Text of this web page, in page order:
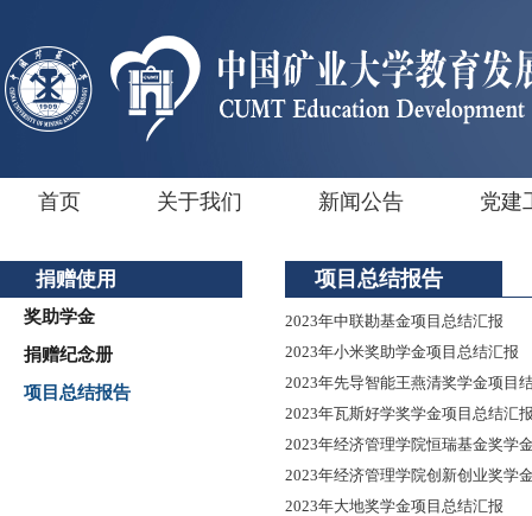
首页 关于我们 新闻公告 党建
捐赠使用
奖助学金
捐赠纪念册
项目总结报告
项目总结报告
2023年中联勘基金项目总结汇报
2023年小米奖助学金项目总结汇报
2023年先导智能王燕清奖学金项目
2023年瓦斯好学奖学金项目总结汇
2023年经济管理学院恒瑞基金奖学
2023年经济管理学院创新创业奖学
2023年大地奖学金项目总结汇报